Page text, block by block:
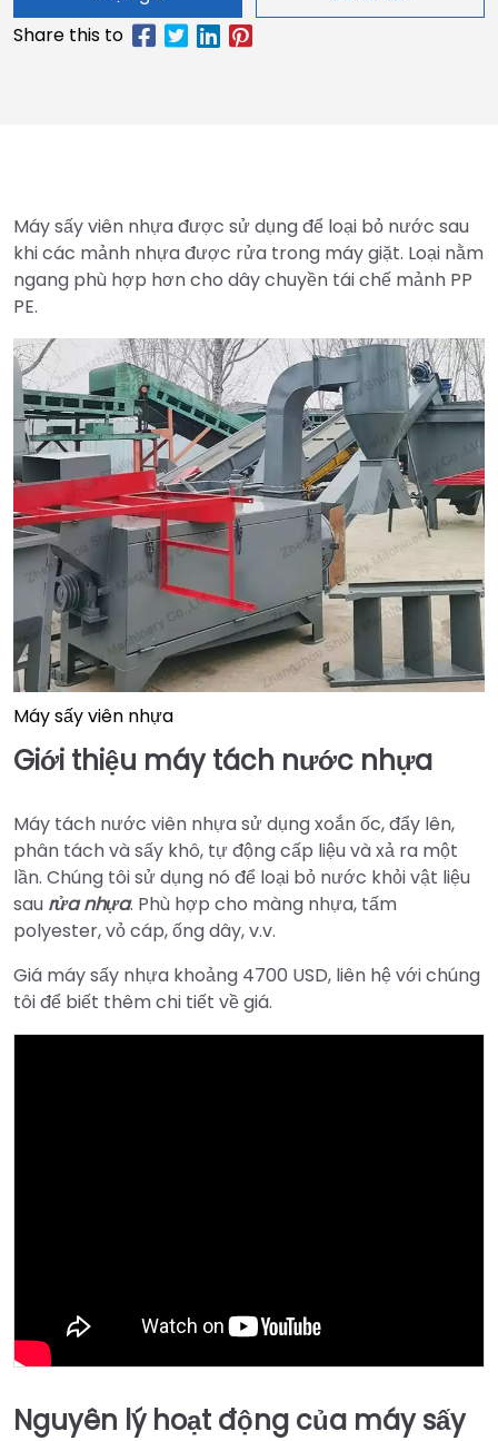
Máy sấy viên nhựa được sử dụng để loại bỏ nước sau
khi các mảnh nhựa được rửa trong máy giặt. Loại nằm
ngang phù hợp hơn cho dây chuyền tái chế mảnh PP
PE.
Máy sấy viên nhựa
Giới thiệu máy tách nước nhựa
Máy tách nước viên nhựa sử dụng xoắn ốc, đẩy lên,
phân tách và sấy khô, tự động cấp liệu và xả ra một
lần. Chúng tôi sử dụng nó để loại bỏ nước khỏi vật liệu
sau rửa nhựa. Phù hợp cho màng nhựa, tấm
polyester, vỏ cáp, ống dây, v.v.
Giá máy sấy nhựa khoảng 4700 USD, liên hệ với chúng
tôi để biết thêm chi tiết về giá.
Nguyên lý hoạt động của máy sấy